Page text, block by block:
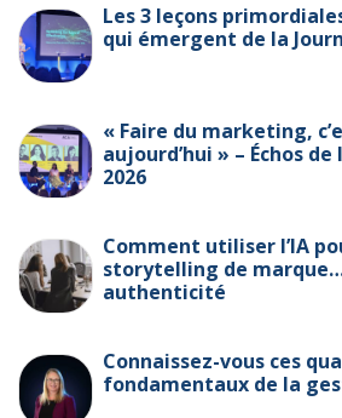
Les 3 leçons
qui émergent de la
« Faire du marketing,
aujourd’hui » – Échos
2026
Comment utiliser l’IA
storytelling de
authenticité
Connaissez-vous ces
fondamentaux de la